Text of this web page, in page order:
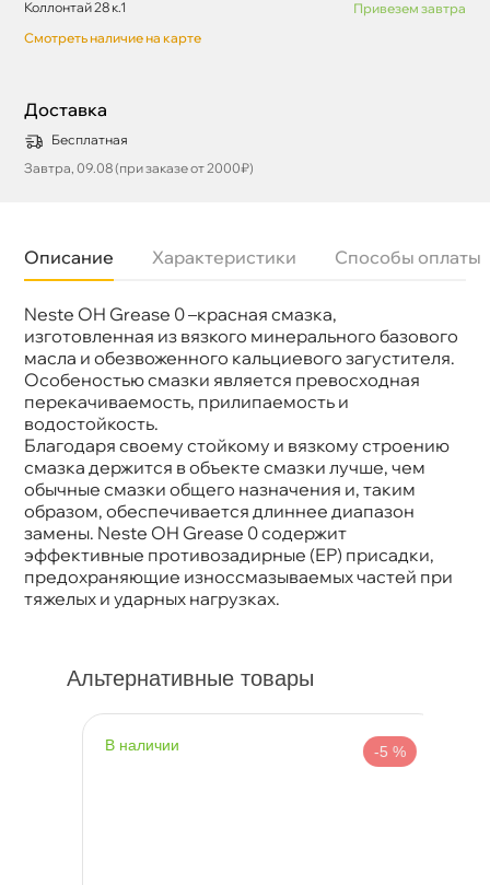
Коллонтай 28 к.1
Привезем завтра
Смотреть наличие на карте
Доставка
Бесплатная
Завтра, 09.08 (при заказе от 2000₽)
Описание Характеристики Способы оплаты
Neste OH Grease 0 –красная смазка,
изготовленная из вязкого минерального базового
масла и обезвоженного кальциевого загустителя.
Особеностью смазки является превосходная
перекачиваемость, прилипаемость и
одостойкость.
Благодаря своему стойкому и вязкому строению
смазка держится в объекте смазки лучше, чем
обычные смазки общего назначения и, таким
образом, обеспечивается длиннее диапазон
замены. Neste OH Grease 0 содержит
эффективные противозадирные (ЕР) присадки,
предохраняющие износсмазываемых частей при
тяжелых и ударных нагрузках.
Бренд
Neste
Красный
Тип масла
Пластичная смазка
Объем
0,4к
Артикул
703063
Альтернативные товары
наличии -5 %